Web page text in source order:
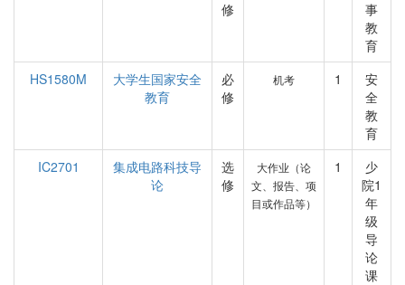
修
事
教
育
HS1580M
大学生国家安全
教育
必
修
机考 1
安
全
教
育
IC2701
集成电路科技导
论
选
修
大作业（论
文、报告、项
目或作品等）
1
少
院1
年
级
导
论
课